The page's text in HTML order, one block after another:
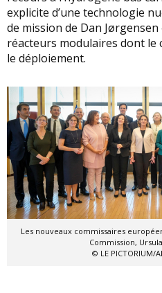
explicite d’une technologie
de mission de Dan
réacteurs modulaires dont
le déploiement.
Les nouveaux commissaires
Commission,
© LE PICTORIUM/